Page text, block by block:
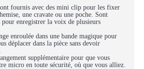
fournis avec des mini clip pour les fixer
une cravate ou une poche. Sont
pour enregistrer la voix de plusieurs
enroulée dans une bande magique pour
déplacer dans la pièce sans devoir
supplémentaire pour que vous
micro en toute sécurité, où que vous alliez.